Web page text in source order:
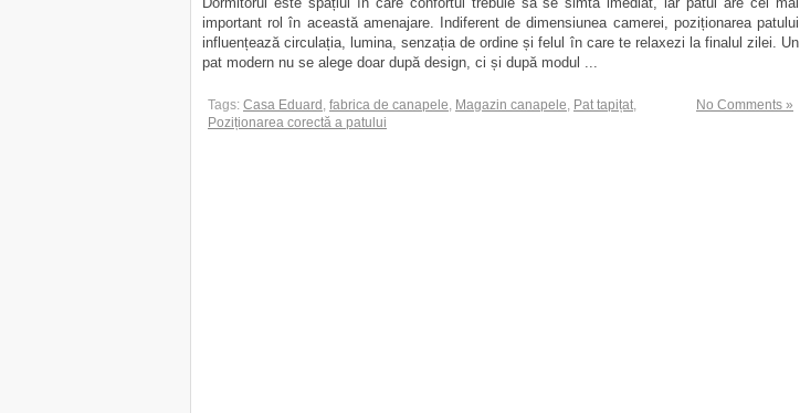
important rol în această amenajare. Indiferent de dimensiunea camerei, poziționarea patului
influențează circulația, lumina, senzația de ordine și felul în care te relaxezi la finalul zilei. Un
pat modern nu se alege doar după design, ci și după modul ...
No Comments »
Tags: Casa Eduard , fabrica de canapele, Magazin canapele, Pat tapițat,
Poziționarea corectă a patului